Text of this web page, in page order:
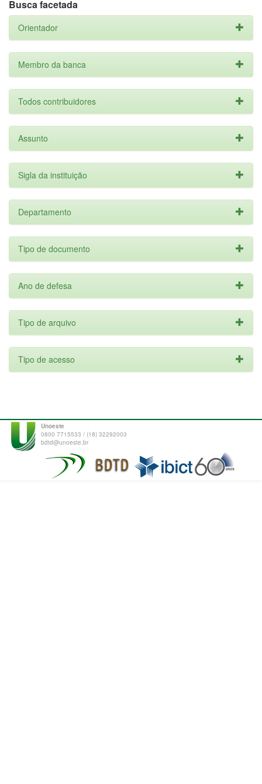
Busca facetada
Orientador
Membro da banca
Todos contribuidores
Assunto
Sigla da instituição
Departamento
Tipo de documento
Ano de defesa
Tipo de arquivo
Tipo de acesso
Unoeste
0800 7715533 / (18) 32292003
bdtd@unoeste.br